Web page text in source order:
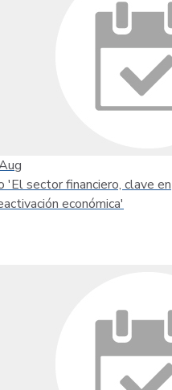
'El sector financiero, clave en
económica'